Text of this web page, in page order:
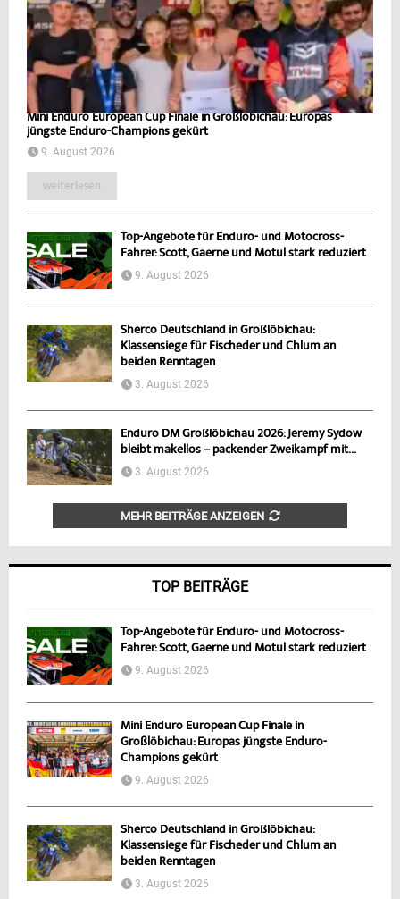
Mini Enduro European Cup Finale in Großlöbichau: Europas
jüngste Enduro-Champions gekürt
9. August 2026
weiterlesen
Top-Angebote für Enduro- und Motocross-
Fahrer: Scott, Gaerne und Motul stark reduziert
9. August 2026
Sherco Deutschland in Großlöbichau:
Klassensiege für Fischeder und Chlum an
beiden Renntagen
3. August 2026
Enduro DM Großlöbichau 2026: Jeremy Sydow
bleibt makellos – packender Zweikampf mit...
3. August 2026
MEHR BEITRÄGE ANZEIGEN
TOP BEITRÄGE
Top-Angebote für Enduro- und Motocross-
Fahrer: Scott, Gaerne und Motul stark reduziert
9. August 2026
Mini Enduro European Cup Finale in
Großlöbichau: Europas jüngste Enduro-
Champions gekürt
9. August 2026
Sherco Deutschland in Großlöbichau:
Klassensiege für Fischeder und Chlum an
beiden Renntagen
3. August 2026